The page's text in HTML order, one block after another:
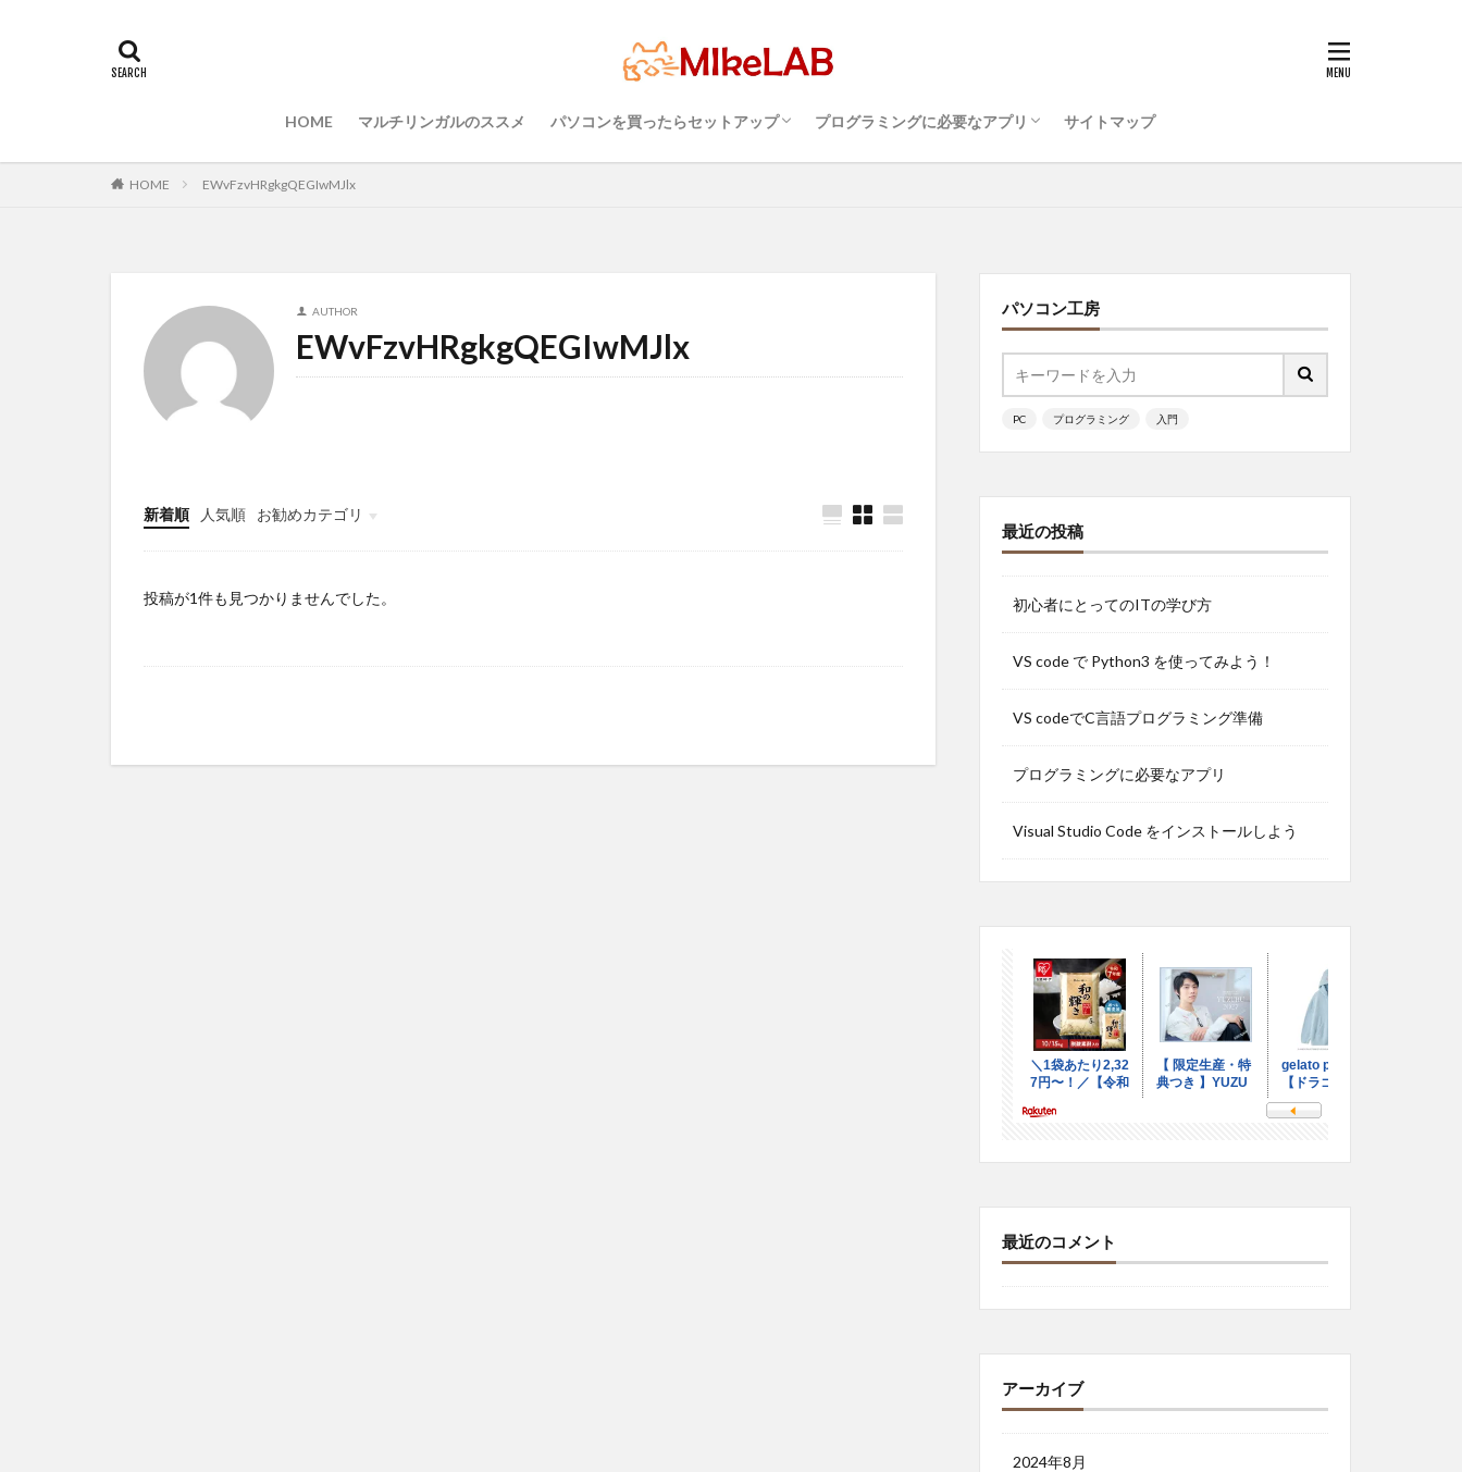
HOME マルチリンガルのススメ パソコンを買ったらセットアップ
超初心者のパソコンの選び方（３）・・・知
超初心者のパソコンの選び方（１）・・・
超初心者のパソコンの選び方（２）・・・快
プログラミングに必要なアプリ
プログラミングを行うためのコンピュータ環
パソコンのセキュリティ対策を行おう
Visual Studio Code をインストールしよう
タッチタイピングとプログラミング ・・・
サイトマップ
HOME EWvFzvHRgkgQEGIwMJlx
AUTHOR
EWvFzvHRgkgQEGIwMJlx
新着順 人気順
お勧めカテゴリ
Infomation
投稿が1件も見つかりませんでした。
パソコン工房
PC プログラミング 入門
最近の投稿
初心者にとってのITの学び方
VS code で Python3 を使ってみよう！
VS codeでC言語プログラミング準備
プログラミングに必要なアプリ
Visual Studio Code をインストールしよう
最近のコメント
アーカイブ
2024年8月
っておこうスペック
Windows？それとも Mac？
適に使うためのPC性能選び 境
めざせブラインドタッチ
マルチリンガル プログラミング言語